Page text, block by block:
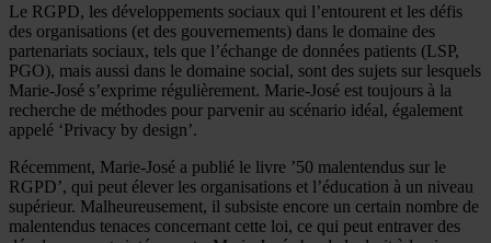
Le RGPD, les développements sociaux qui l’entourent et les défis
des organisations (et des gouvernements) dans le domaine des
partenariats sociaux, tels que l’échange de données patients (LSP,
PGO), mais aussi dans le domaine social, sont des sujets sur lesquels
Marie-José s’exprime régulièrement. Marie-José est toujours à la
recherche de méthodes pour parvenir au scénario idéal, également
appelé ‘Privacy by design’.
Récemment, Marie-José a publié le livre ’50 malentendus sur le
RGPD’, qui peut élever les organisations et l’éducation à un niveau
supérieur. Malheureusement, il subsiste encore un certain nombre de
malentendus tenaces concernant cette loi, ce qui peut entraver des